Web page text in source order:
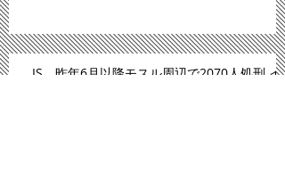
IS、昨年6月以降モスル周辺で2070人処刑 イ